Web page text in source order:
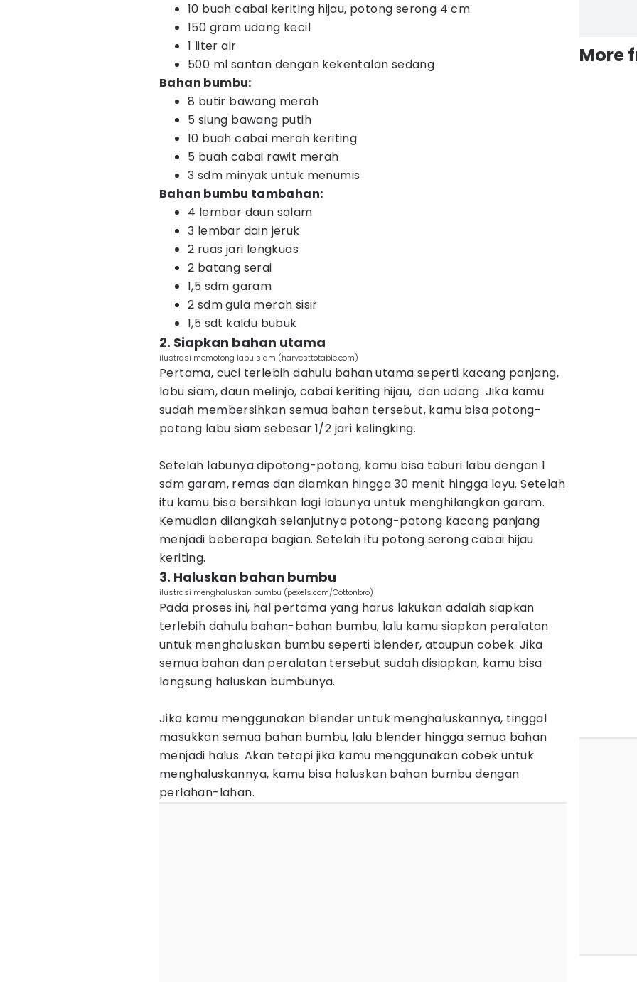
10 buah cabai keriting hijau, potong serong 4 cm
150 gram udang kecil
1 liter air
500 ml santan dengan kekentalan sedang
Bahan bumbu:
8 butir bawang merah
5 siung bawang putih
10 buah cabai merah keriting
5 buah cabai rawit merah
3 sdm minyak untuk menumis
Bahan bumbu tambahan:
4 lembar daun salam
3 lembar dain jeruk
2 ruas jari lengkuas
2 batang serai
1,5 sdm garam
2 sdm gula merah sisir
1,5 sdt kaldu bubuk
2. Siapkan bahan utama
ilustrasi memotong labu siam (harvesttotable.com)
Pertama, cuci terlebih dahulu bahan utama seperti kacang panjang,
labu siam, daun melinjo, cabai keriting hijau, dan udang. Jika kamu
sudah membersihkan semua bahan tersebut, kamu bisa potong-
potong labu siam sebesar 1/2 jari kelingking.
Setelah labunya dipotong-potong, kamu bisa taburi labu dengan 1
sdm garam, remas dan diamkan hingga 30 menit hingga layu. Setelah
itu kamu bisa bersihkan lagi labunya untuk menghilangkan garam.
Kemudian dilangkah selanjutnya potong-potong kacang panjang
menjadi beberapa bagian. Setelah itu potong serong cabai hijau
keriting.
3. Haluskan bahan bumbu
ilustrasi menghaluskan bumbu (pexels.com/Cottonbro)
Pada proses ini, hal pertama yang harus lakukan adalah siapkan
terlebih dahulu bahan-bahan bumbu, lalu kamu siapkan peralatan
untuk menghaluskan bumbu seperti blender, ataupun cobek. Jika
semua bahan dan peralatan tersebut sudah disiapkan, kamu bisa
langsung haluskan bumbunya.
Jika kamu menggunakan blender untuk menghaluskannya, tinggal
masukkan semua bahan bumbu, lalu blender hingga semua bahan
menjadi halus. Akan tetapi jika kamu menggunakan cobek untuk
menghaluskannya, kamu bisa haluskan bahan bumbu dengan
perlahan-lahan.
More